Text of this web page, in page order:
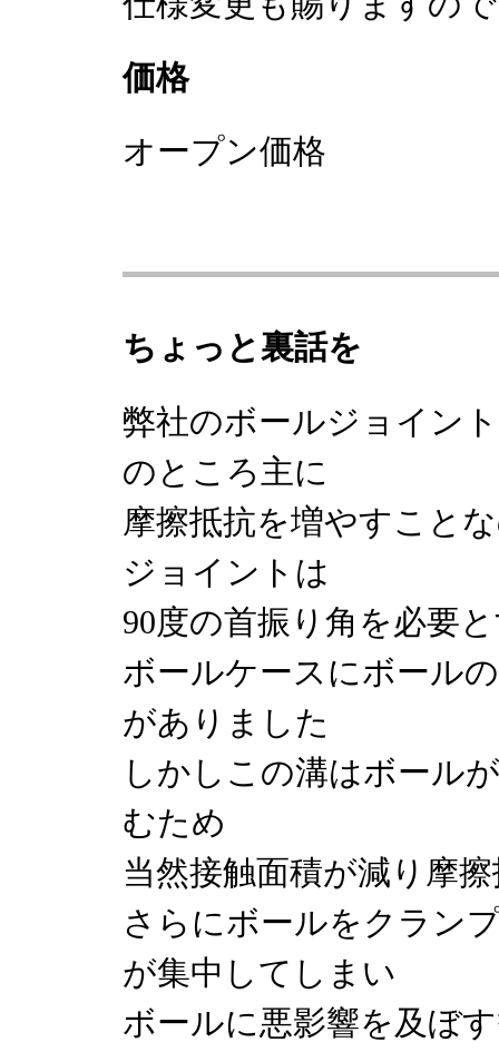
価格
オープン価格
ちょっと裏話を
弊社のボールジョイン
のところ主に
摩擦抵抗を増やすこと
ジョイントは
90度の首振り角を必要
ボールケースにボール
がありました
しかしこの溝はボール
むため
当然接触面積が減り摩
さらにボールをクラン
が集中してしまい
ボールに悪影響を及ぼ